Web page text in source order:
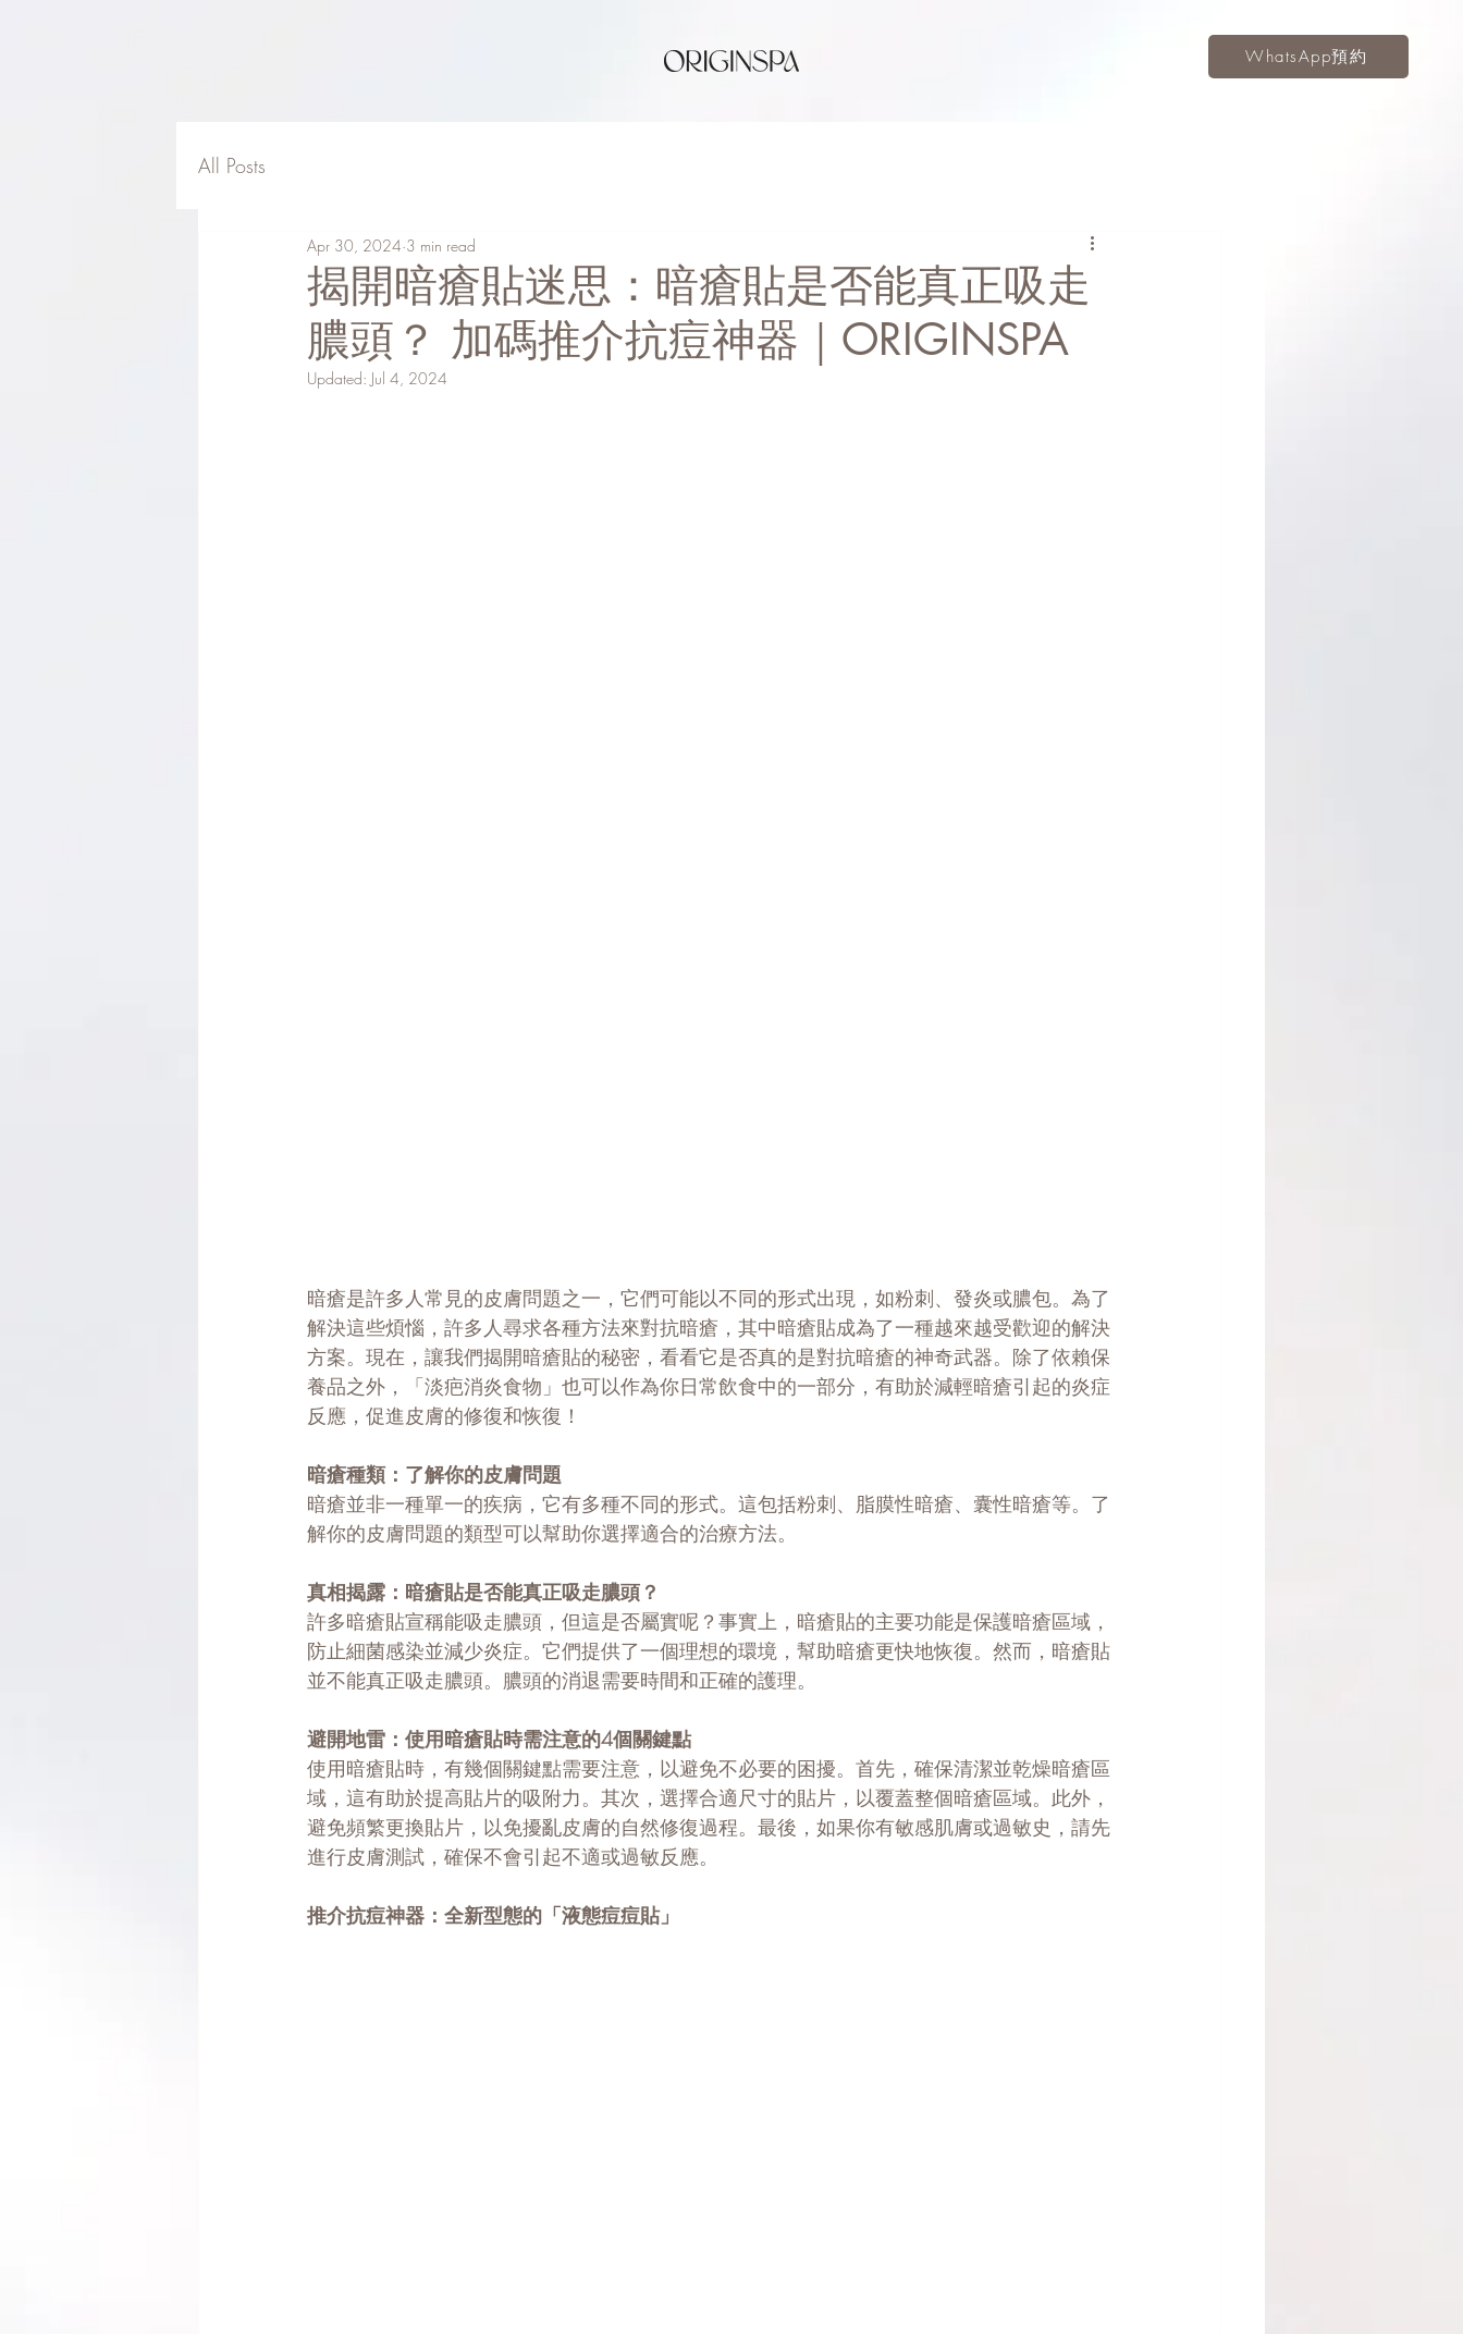
WhatsApp預約
All Posts
揭開暗瘡貼迷思：暗瘡貼是否能真正吸走
膿頭？ 加碼推介抗痘神器｜ORIGINSPA
Apr 30, 2024 3 min read
Updated: Jul 4, 2024
暗瘡是許多人常見的皮膚問題之一，它們可能以不同的形式出現，如粉刺、發炎或膿包。為了
解決這些煩惱，許多人尋求各種方法來對抗暗瘡，其中暗瘡貼成為了一種越來越受歡迎的解決
方案。現在，讓我們揭開暗瘡貼的秘密，看看它是否真的是對抗暗瘡的神奇武器。除了依賴保
養品之外，「淡疤消炎食物」也可以作為你日常飲食中的一部分，有助於減輕暗瘡引起的炎症
反應，促進皮膚的修復和恢復！
暗瘡種類：了解你的皮膚問題
暗瘡並非一種單一的疾病，它有多種不同的形式。這包括粉刺、脂膜性暗瘡、囊性暗瘡等。了
解你的皮膚問題的類型可以幫助你選擇適合的治療方法。
真相揭露：暗瘡貼是否能真正吸走膿頭？
許多暗瘡貼宣稱能吸走膿頭，但這是否屬實呢？事實上，暗瘡貼的主要功能是保護暗瘡區域，
防止細菌感染並減少炎症。它們提供了一個理想的環境，幫助暗瘡更快地恢復。然而，暗瘡貼
並不能真正吸走膿頭。膿頭的消退需要時間和正確的護理。
避開地雷：使用暗瘡貼時需注意的4個關鍵點
使用暗瘡貼時，有幾個關鍵點需要注意，以避免不必要的困擾。首先，確保清潔並乾燥暗瘡區
域，這有助於提高貼片的吸附力。其次，選擇合適尺寸的貼片，以覆蓋整個暗瘡區域。此外，
避免頻繁更換貼片，以免擾亂皮膚的自然修復過程。最後，如果你有敏感肌膚或過敏史，請先
進行皮膚測試，確保不會引起不適或過敏反應。
推介抗痘神器：全新型態的「液態痘痘貼」